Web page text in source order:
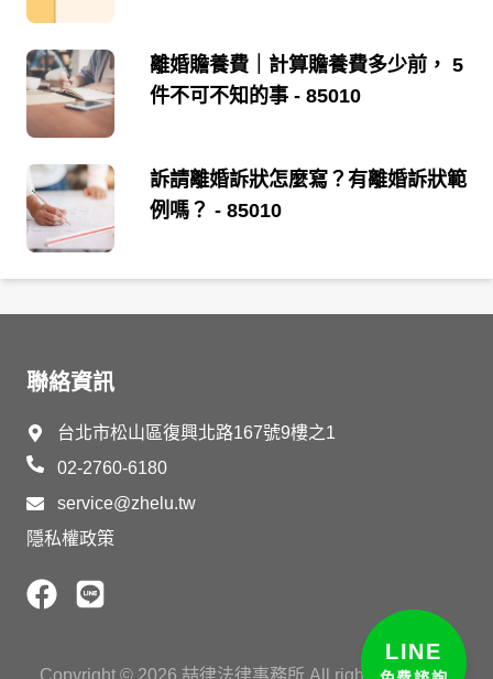
離婚贍養費｜計算贍養費多少前， 5
件不可不知的事 - 85010
訴請離婚訴狀怎麼寫？有離婚訴狀範
例嗎？ - 85010
LINE
聯絡資訊
台北市松山區復興北路167號9樓之1
02-2760-6180
service@zhelu.tw
隱私權政策